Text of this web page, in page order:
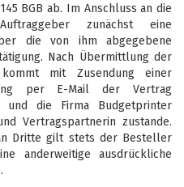
BGB ab. Im Anschluss an die
zunächst eine
die von ihm abgegebene
Nach Übermittlung der
mit Zusendung einer
per E-Mail der Vertrag
und die Firma Budgetprinter
Vertragspartnerin zustande.
Dritte gilt stets der Besteller
anderweitige ausdrückliche